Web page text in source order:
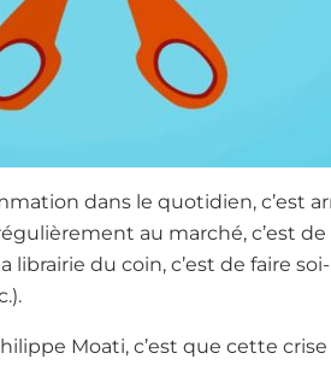
dans le quotidien, c’est
au marché, c’est
librairie du coin, c’est de faire
Moati, c’est que cette